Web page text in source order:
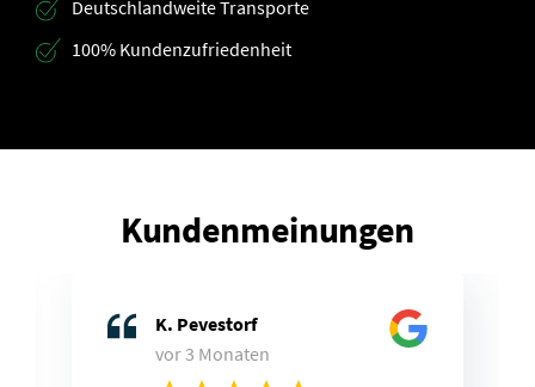
Deutschlandweite Transporte
100% Kundenzufriedenheit
Kundenmeinungen
K. Pevestorf
vor 3 Monaten